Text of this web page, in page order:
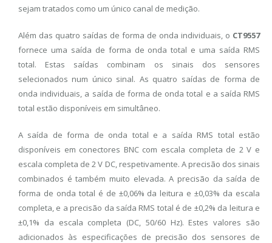
sejam tratados como um único canal de medição.
Além das quatro saídas de forma de onda individuais, o CT9557
fornece uma saída de forma de onda total e uma saída RMS
total. Estas saídas combinam os sinais dos sensores
selecionados num único sinal. As quatro saídas de forma de
onda individuais, a saída de forma de onda total e a saída RMS
total estão disponíveis em simultâneo.
A saída de forma de onda total e a saída RMS total estão
disponíveis em conectores BNC com escala completa de 2 V e
escala completa de 2 V DC, respetivamente. A precisão dos sinais
combinados é também muito elevada. A precisão da saída de
forma de onda total é de ±0,06% da leitura e ±0,03% da escala
completa, e a precisão da saída RMS total é de ±0,2% da leitura e
±0,1% da escala completa (DC, 50/60 Hz). Estes valores são
adicionados às especificações de precisão dos sensores de